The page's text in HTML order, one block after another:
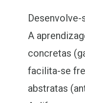
Desenvolve-
A
concretas
facilita-se
abstratas